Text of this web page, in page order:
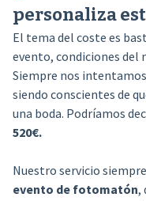
personaliza
El tema del coste es
evento, condiciones del
Siempre nos
siendo conscientes de
una boda. Podríamos
520€.
Nuestro servicio
evento de fotomatón,